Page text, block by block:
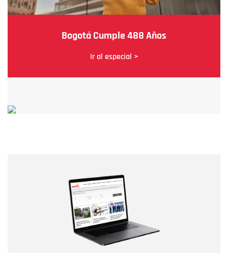
Bogotá Cumple 488 Años
Ir al especial >
Correo electrónico
Tipo de comentario